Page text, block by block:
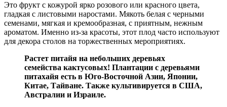
Это фрукт с кожурой ярко розового или красного цвета,
гладкая с листовыми наростами. Мякоть белая с черными
семенами, мягкая и кремообразная, с приятным, нежным
ароматом. Именно из-за красоты, этот плод часто используют
для декора столов на торжественных мероприятиях.
Растет питайя на небольших деревьях
семейства кактусовых! Плантации с деревьями
питахайя есть в Юго-Восточной Азии, Японии,
Китае, Тайване. Также культивируется в США,
Австралии и Израиле.